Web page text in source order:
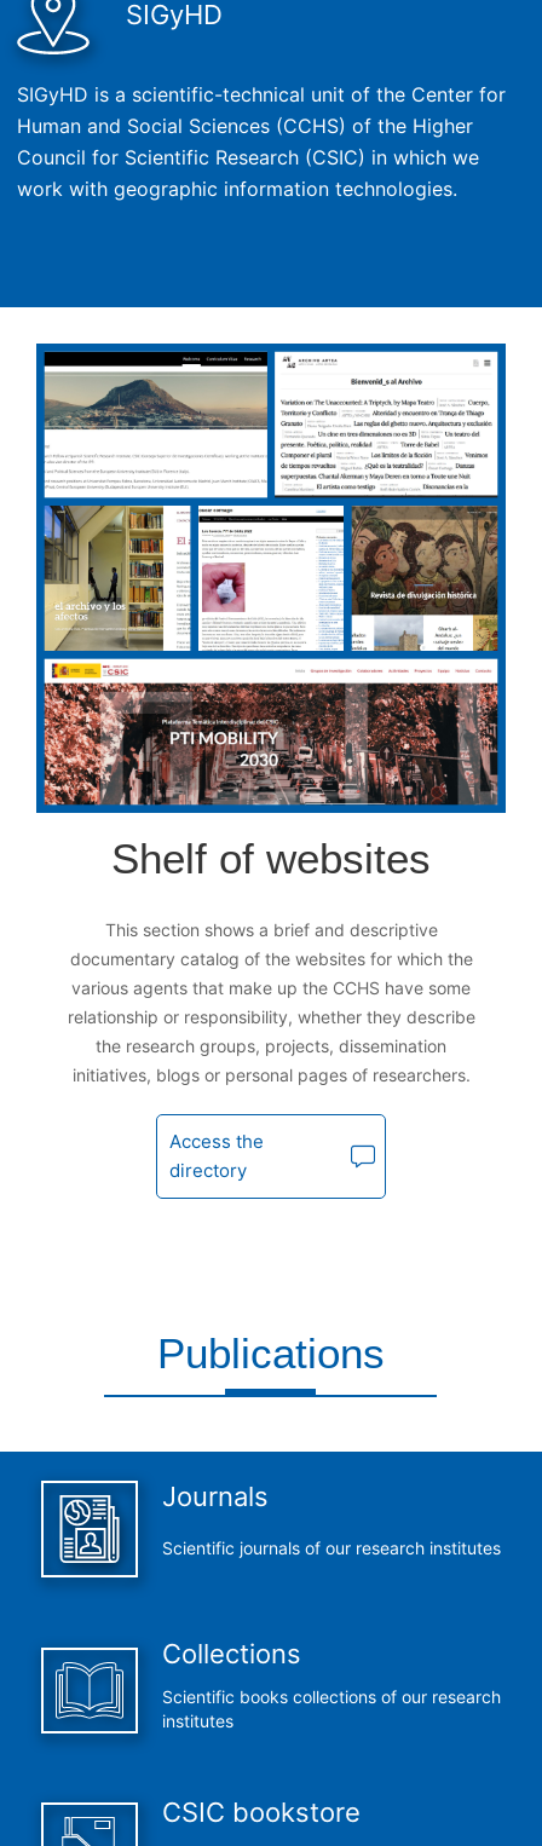
SIGyHD
SIGyHD is a scientific-technical unit of the Center for
Human and Social Sciences (CCHS) of the Higher
Council for Scientific Research (CSIC) in which we
work with geographic information technologies.
Shelf of websites
This section shows a brief and descriptive
documentary catalog of the websites for which the
various agents that make up the CCHS have some
relationship or responsibility, whether they describe
the research groups, projects, dissemination
initiatives, blogs or personal pages of researchers.
Access the
directory
Publications
Journals
Scientific journals of our research institutes
Collections
Scientific books collections of our research
institutes
CSIC bookstore